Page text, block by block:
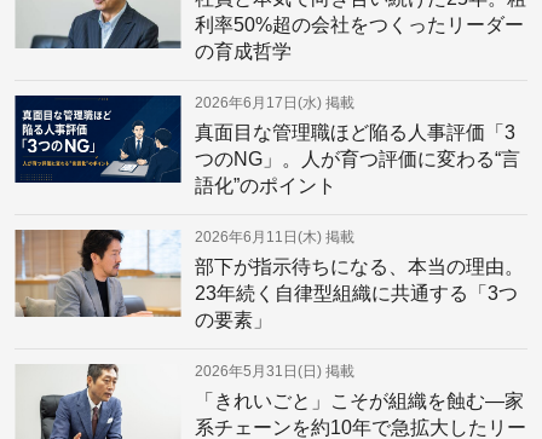
利率50%超の会社をつくったリーダー
の育成哲学
真面目な管理職ほど陥る人事評価「3
つのNG」。人が育つ評価に変わる“言
語化”のポイント
2026年6月17日(水) 掲載
部下が指示待ちになる、本当の理由。
23年続く自律型組織に共通する「3つ
の要素」
2026年6月11日(木) 掲載
「きれいごと」こそが組織を蝕む—家
系チェーンを約10年で急拡大したリー
2026年5月31日(日) 掲載